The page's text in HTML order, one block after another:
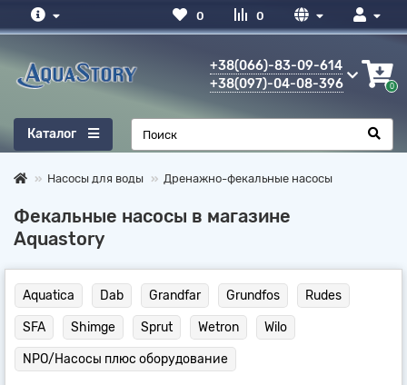
0
0
+38(066)-83-09-614
+38(097)-04-08-396
0
Каталог
Насосы для воды Дренажно-фекальные насосы
Фекальные насосы в магазине
Aquastory
Aquatica Dab Grandfar Grundfos Rudes
SFA Shimge Sprut Wetron Wilo
NPO/Насосы плюс оборудование